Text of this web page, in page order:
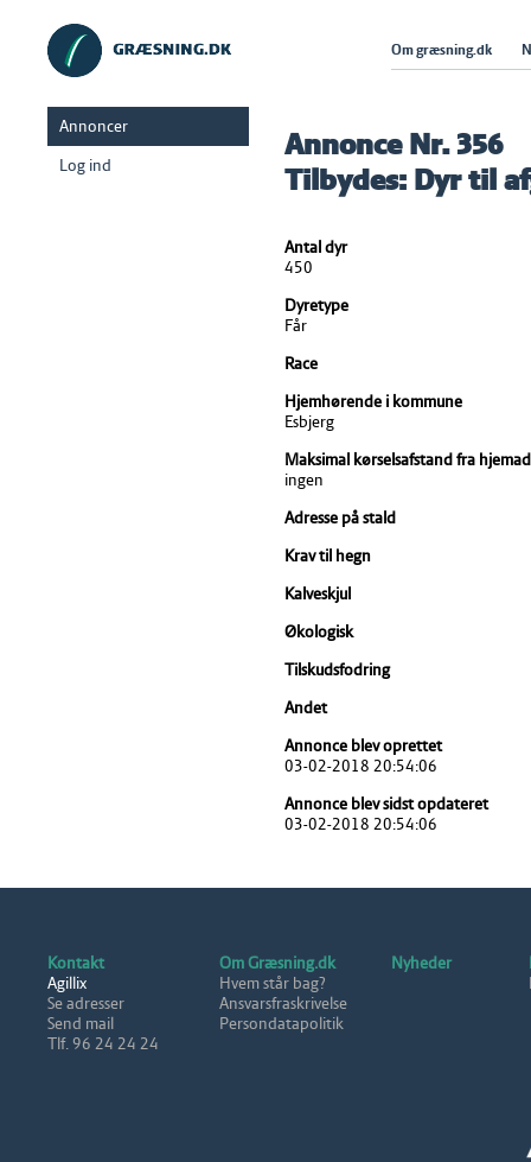
Om græsning.dk
Annoncer
Log ind
Annonce Nr. 356
Tilbydes: Dyr til
Antal dyr
450
Dyretype
Får
Race
Hjemhørende i kommune
Esbjerg
Maksimal kørselsafstand fra
ingen
Adresse på stald
Krav til hegn
Kalveskjul
Økologisk
Tilskudsfodring
Andet
Annonce blev oprettet
03-02-2018 20:54:06
Annonce blev sidst opdateret
03-02-2018 20:54:06
Kontakt
Agillix
Se adresser
Send mail
Tlf. 96 24 24 24
Om Græsning.dk
Hvem står bag?
Ansvarsfraskrivelse
Persondatapolitik
Nyheder